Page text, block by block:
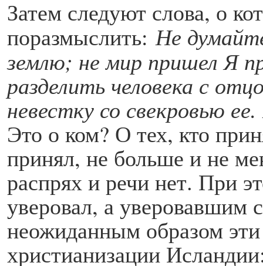
Затем следуют слова, о
поразмыслить:Не
землю; не мир пришел Я
разделить человека с
невестку со свекровью
Это о ком? О тех, кто
принял, не больше и не
распрях и речи нет. При
уверовал, а уверовавшим
неожиданным образом
христианизации